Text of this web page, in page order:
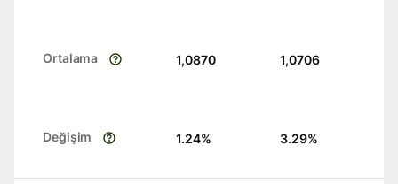
Ortalama 1,0870 1,0706
Değişim 1.24% 3.29%